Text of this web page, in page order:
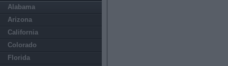
Alabama
Arizona
California
Colorado
Florida